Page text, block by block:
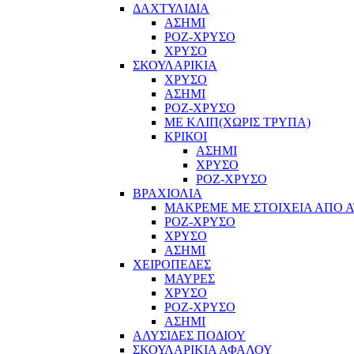
ΔΑΧΤΥΛΙΔΙΑ
ΑΣΗΜΙ
ΡΟΖ-ΧΡΥΣΟ
ΧΡΥΣΟ
ΣΚΟΥΛΑΡΙΚΙΑ
ΧΡΥΣΟ
ΑΣΗΜΙ
ΡΟΖ-ΧΡΥΣΟ
ΜΕ ΚΛΙΠ(ΧΩΡΙΣ ΤΡΥΠΑ)
ΚΡΙΚΟΙ
ΑΣΗΜΙ
ΧΡΥΣΟ
ΡΟΖ-ΧΡΥΣΟ
ΒΡΑΧΙΟΛΙΑ
ΜΑΚΡΕΜΕ ΜΕ ΣΤΟΙΧΕΙΑ ΑΠΟ
ΡΟΖ-ΧΡΥΣΟ
ΧΡΥΣΟ
ΑΣΗΜΙ
ΧΕΙΡΟΠΕΔΕΣ
ΜΑΥΡΕΣ
ΧΡΥΣΟ
ΡΟΖ-ΧΡΥΣΟ
ΑΣΗΜΙ
ΑΛΥΣΙΔΕΣ ΠΟΔΙΟΥ
ΣΚΟΥΛΑΡΙΚΙΑ ΑΦΑΛΟΥ